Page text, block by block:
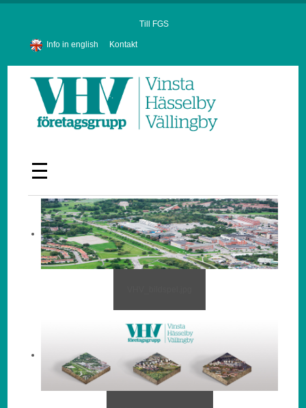
Till FGS
Info in english Kontakt